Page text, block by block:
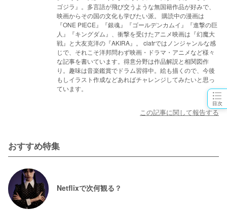
目次
ゴジラ』。多言語が飛び交うような無国籍作品が好みで、
映画からその国の文化も学びたい派。 購読中の漫画は
『ONE PIECE』『銀魂』『ゴールデンカムイ』『進撃の巨
人』『キングダム』、衝撃を受けたアニメ映画は『幻魔大
戦』と大友克洋の『AKIRA』。 ciatrではノンジャンルな感
じで、それこそ洋邦問わず映画・ドラマ・アニメなど様々
な記事を書いています。得意分野は作品解説と相関図作
り。趣味は音楽鑑賞でドラム習得中。絵も描くので、今後
もしイラスト作成などあればチャレンジしてみたいと思っ
ています。
この記事に関して報告する
おすすめ特集
Netflixで次何観る？